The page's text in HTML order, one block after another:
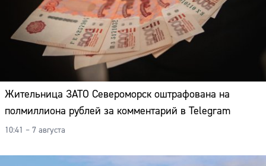
Жительница ЗАТО Североморск оштрафована на
полмиллиона рублей за комментарий в Telegram
10:41 – 7 августа